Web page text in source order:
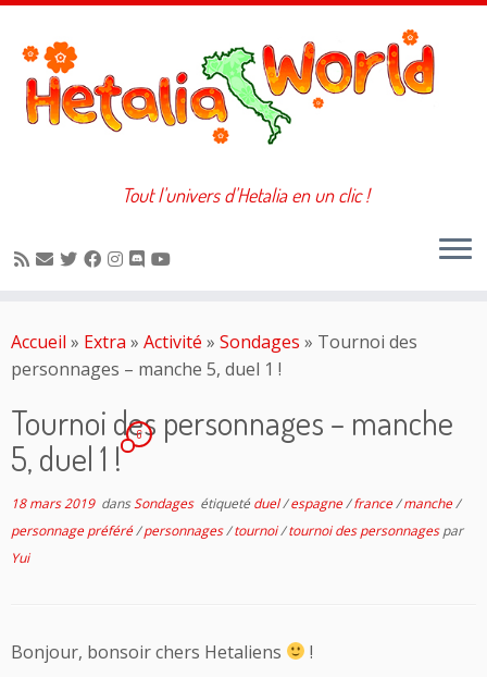
au
contenu
Tout l'univers d'Hetalia en un clic !
Accueil » Extra » Activité » Sondages » Tournoi des
personnages – manche 5, duel 1 !
Tournoi des personnages – manche
5, duel 1 !
6
18 mars 2019dansSondages étiqueté duel/espagne/france/manche/
personnage préféré/personnages/tournoi/tournoi des personnagespar
Yui
Bonjour, bonsoir chers Hetaliens
!